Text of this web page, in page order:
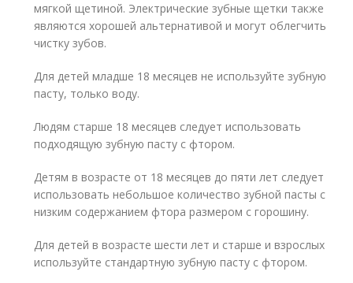
мягкой щетиной. Электрические зубные щетки также
являются хорошей альтернативой и могут облегчить
чистку зубов.
Для детей младше 18 месяцев не используйте зубную
пасту, только воду.
Людям старше 18 месяцев следует использовать
подходящую зубную пасту с фтором.
Детям в возрасте от 18 месяцев до пяти лет следует
использовать небольшое количество зубной пасты с
низким содержанием фтора размером с горошину.
Для детей в возрасте шести лет и старше и взрослых
используйте стандартную зубную пасту с фтором.